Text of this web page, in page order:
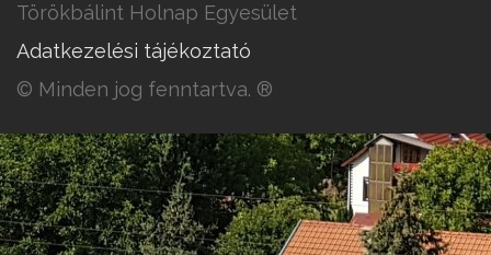
Törökbálint Holnap Egyesület
Adatkezelési tájékoztató
© Minden jog fenntartva. ®